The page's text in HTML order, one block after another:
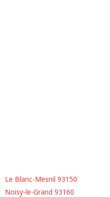
Le Blanc-Mesnil 93150
Noisy-le-Grand 93160